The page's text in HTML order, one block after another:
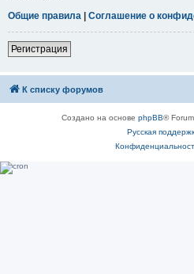
Общие правила | Соглашение о
Регистрация
К списку форумов
Создано на основе phpBB®
Русская